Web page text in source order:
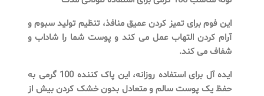
این فوم برای تمیز کردن عمیق منافذ، تنظیم تولید سبوم و
آرام کردن التهاب عمل می کند و پوست شما را شاداب و
شفاف می کند.
ایده آل برای استفاده روزانه، این پاک کننده 100 گرمی به
حفظ یک پوست سالم و متعادل بدون خشک کردن بیش از